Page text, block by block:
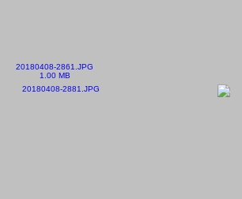
20180408-2861.JPG
1.00 MB